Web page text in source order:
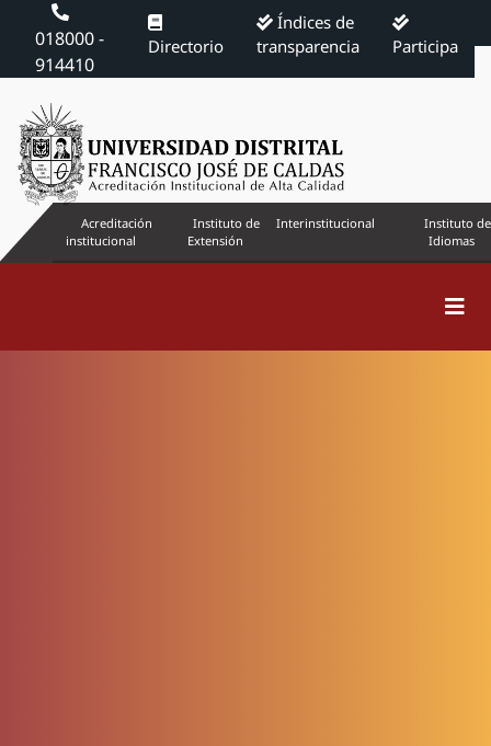
018000 -
914410
Directorio
Índices de
transparencia
Participa
Acreditación
institucional
Instituto de
Extensión
Interinstitucional
Instituto de
Idiomas